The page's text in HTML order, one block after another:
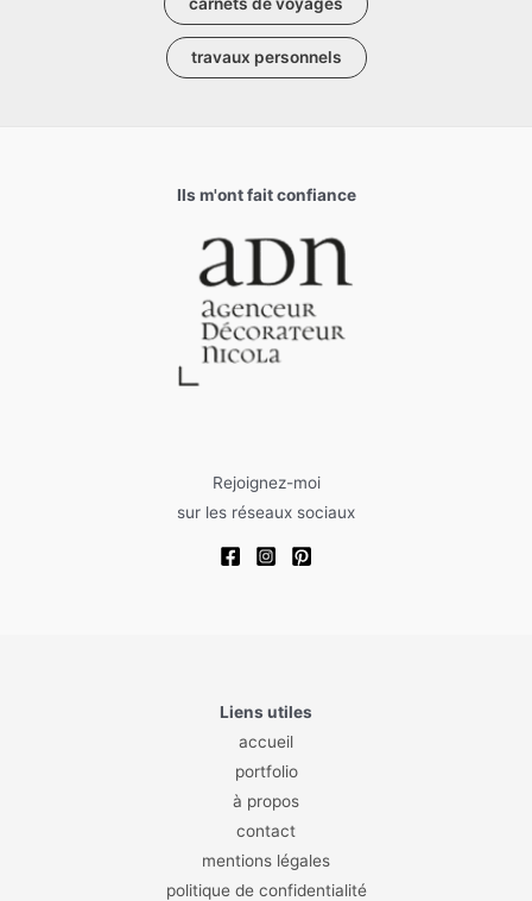
carnets de voyages
travaux personnels
Ils m'ont fait confiance
Rejoignez-moi
sur les réseaux sociaux
Liens utiles
accueil
portfolio
à propos
contact
mentions légales
politique de confidentialité